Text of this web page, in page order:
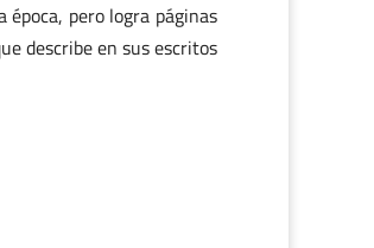
pero logra páginas
describe en sus escritos